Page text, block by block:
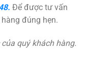
Để được tư vấn
đúng hẹn.
quý khách hàng.